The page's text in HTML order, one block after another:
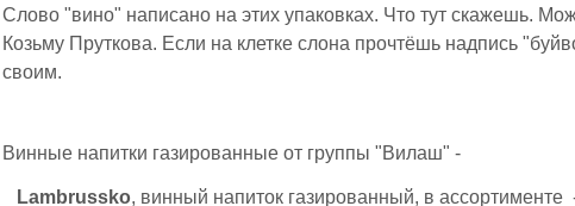
Слово "вино" написано на этих упаковках. Что тут скажешь.
Козьму Пруткова. Если на клетке слона прочтёшь надпись
своим.
Винные напитки газированные от группы "Вилаш" -
Lambrussko, винный напиток газированный, в